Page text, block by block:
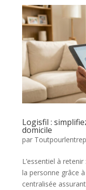
Logisfil :
domicile
par
L’essentiel à
la personne grâce
centralisée